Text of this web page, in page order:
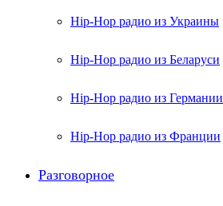
Hip-Hop радио из Украины
Hip-Hop радио из Беларуси
Hip-Hop радио из Германии
Hip-Hop радио из Франции
Разговорное